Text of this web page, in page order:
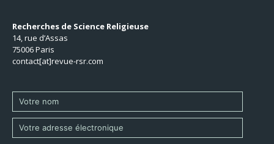
Recherches de Science Religieuse
14, rue d’Assas
75006 Paris
contact[at]revue-rsr.com